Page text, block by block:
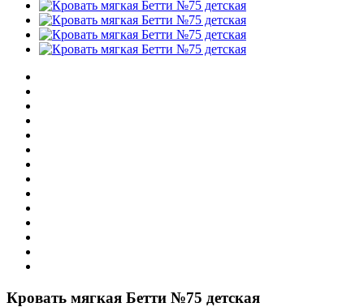
Кровать мягкая Бетти №75 детская